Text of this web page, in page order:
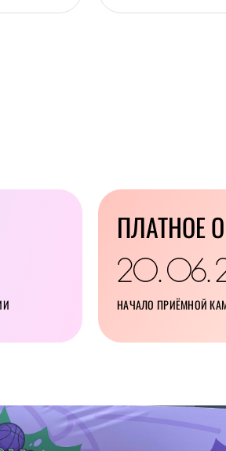
ПЛАТНОЕ
20 06
НАЧАЛО ПРИЁМНОЙ